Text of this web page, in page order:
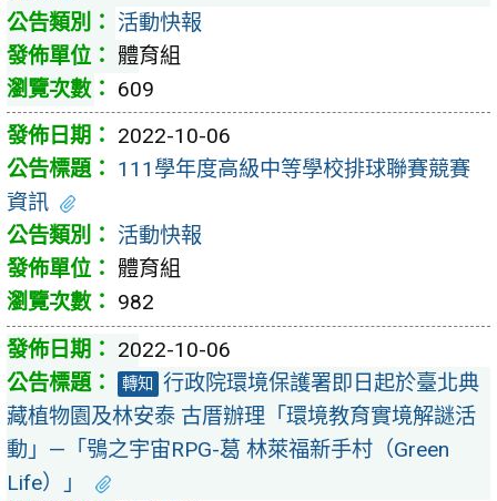
活動快報
體育組
609
2022-10-06
111學年度高級中等學校排球聯賽競賽
資訊
活動快報
體育組
982
2022-10-06
轉知
行政院環境保護署即日起於臺北典
藏植物園及林安泰 古厝辦理「環境教育實境解謎活
動」—「鴞之宇宙RPG-葛 林萊福新手村（Green
Life）」